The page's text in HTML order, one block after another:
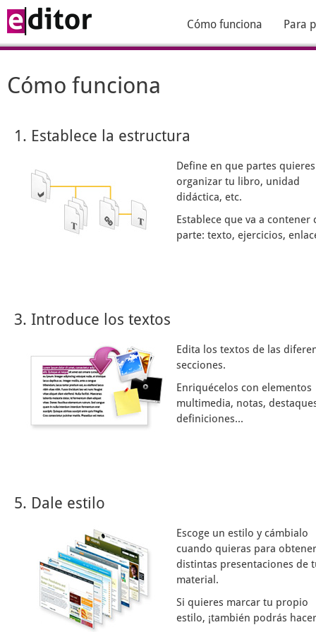
Cómo funciona Para
Cómo funciona
1. Establece la estructura
Define en que partes quieres
organizar tu libro, unidad
didáctica, etc.
Establece que va a contener
parte: texto, ejercicios,
3. Introduce los textos
Edita los textos de las
secciones.
Enriquécelos con elementos
multimedia, notas,
definiciones...
5. Dale estilo
Escoge un estilo y cámbialo
cuando quieras para obtener
distintas presentaciones de
material.
Si quieres marcar tu propio
estilo, ¡también podrás